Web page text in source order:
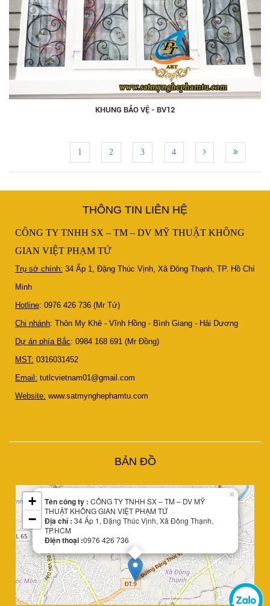
KHUNG BẢO VỆ - BV12
1 2 3 4
THÔNG TIN LIÊN HỆ
CÔNG TY TNHH SX – TM – DV MỸ THUẬT KHÔNG
GIAN VIỆT PHẠM TỨ
Trụ sở chính: 34 Ấp 1, Đặng Thúc Vịnh, Xã Đông Thạnh, TP. Hồ Chí
Minh
Hotline: 0976 426 736 (Mr Tứ)
Chi nhánh: Thôn My Khê - Vĩnh Hồng - Bình Giang - Hải Dương
Dự án phía Bắc: 0984 168 691 (Mr Đồng)
MST: 0316031452
Email: tutlcvietnam01@gmail.com
Website: www.satmynghephamtu.com
BẢN ĐỒ
Tên công ty : CÔNG TY TNHH SX – TM – DV MỸ
THUẬT KHÔNG GIAN VIỆT PHẠM TỨ
Địa chỉ : 34 Ấp 1, Đặng Thúc Vịnh, Xã Đông Thạnh,
TP.HCM
Điện thoại :0976 426 736
×
+
−